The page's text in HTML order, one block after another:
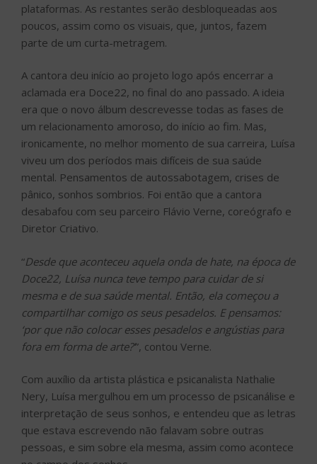
plataformas. As restantes serão desbloqueadas aos
poucos, assim como os visuais, que, juntos, fazem
parte de um curta-metragem.
A cantora deu início ao projeto logo após encerrar a
aclamada era Doce22, no final do ano passado. A ideia
era que o novo álbum descrevesse todas as fases de
um relacionamento amoroso, do início ao fim. Mas,
ironicamente, no melhor momento de sua carreira, Luísa
viveu um dos períodos mais difíceis de sua saúde
mental. Pensamentos de autossabotagem, crises de
pânico, sonhos sombrios. Foi então que a cantora
desabafou com seu parceiro Flávio Verne, coreógrafo e
Diretor Criativo.
“Desde que aconteceu aquela onda de hate, na época de
Doce22, Luísa nunca teve tempo para cuidar de si
mesma e de sua saúde mental. Então, ela começou a
compartilhar comigo os seus pesadelos. E pensamos:
‘por que não colocar esses pesadelos e angústias para
fora em forma de arte?’”, contou Verne.
Com auxílio da artista plástica e psicanalista Nathalie
Nery, Luísa mergulhou em um processo de psicanálise e
interpretação de seus sonhos, e entendeu que as letras
que estava escrevendo não falavam sobre outras
pessoas, e sim sobre ela mesma, assim como acontece